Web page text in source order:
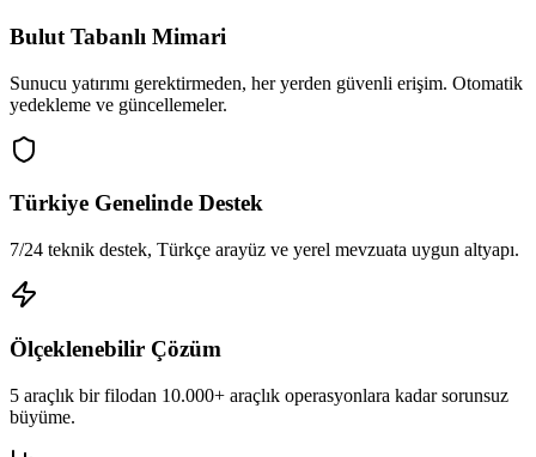
Bulut Tabanlı Mimari
Sunucu yatırımı gerektirmeden, her yerden güvenli erişim. Otomatik
yedekleme ve güncellemeler.
Türkiye Genelinde Destek
7/24 teknik destek, Türkçe arayüz ve yerel mevzuata uygun altyapı.
Ölçeklenebilir Çözüm
5 araçlık bir filodan 10.000+ araçlık operasyonlara kadar sorunsuz
büyüme.